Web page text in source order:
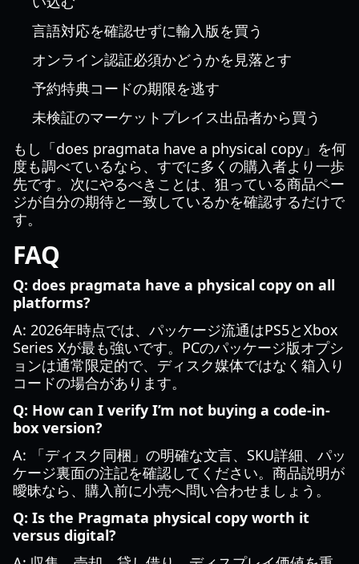
言語対応を確認せずに輸入版を買う
オンライン認証必須かどうかを見落とす
予約特典コードの期限を逃す
未検証のマーケットプレイス出品者から買う
もし「does pragmata have a physical copy」を何
度も調べているなら、すでに多くの購入者より一歩
先です。次にやるべきことは、狙っている商品ペー
ジが自分の期待と一致しているかを確認するだけで
す。
FAQ
Q: does pragmata have a physical copy on all
platforms?
A: 2026年時点では、パッケージ流通はPS5とXbox
Series Xが最も強いです。PCのパッケージ版オプシ
ョンは通常限定的で、ディスク媒体ではなく箱入り
コードの場合があります。
Q: How can I verify I’m not buying a code-in-
box version?
A: 「ディスク同梱」の明確な文言、SKU詳細、パッ
ケージ裏面の注記を確認してください。商品説明が
曖昧なら、購入前に小売へ問い合わせましょう。
Q: Is the Pragmata physical copy worth it
versus digital?